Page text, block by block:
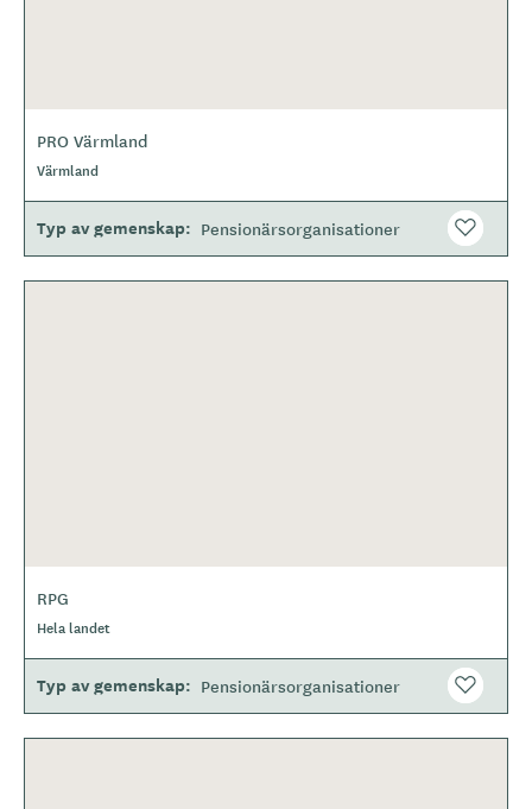
PRO Värmland
Värmland
Typ av gemenskap Pensionärsorganisationer
RPG
Hela landet
Typ av gemenskap Pensionärsorganisationer